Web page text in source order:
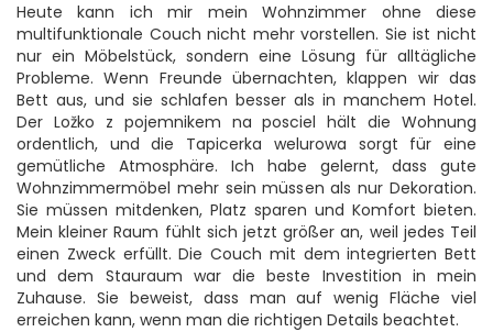
Heute kann ich mir mein Wohnzimmer ohne diese
multifunktionale Couch nicht mehr vorstellen. Sie ist nicht
nur ein Möbelstück, sondern eine Lösung für alltägliche
Probleme. Wenn Freunde übernachten, klappen wir das
Bett aus, und sie schlafen besser als in manchem Hotel.
Der Ložko z pojemnikem na posciel hält die Wohnung
ordentlich, und die Tapicerka welurowa sorgt für eine
gemütliche Atmosphäre. Ich habe gelernt, dass gute
Wohnzimmermöbel mehr sein müssen als nur Dekoration.
Sie müssen mitdenken, Platz sparen und Komfort bieten.
Mein kleiner Raum fühlt sich jetzt größer an, weil jedes Teil
einen Zweck erfüllt. Die Couch mit dem integrierten Bett
und dem Stauraum war die beste Investition in mein
Zuhause. Sie beweist, dass man auf wenig Fläche viel
erreichen kann, wenn man die richtigen Details beachtet.